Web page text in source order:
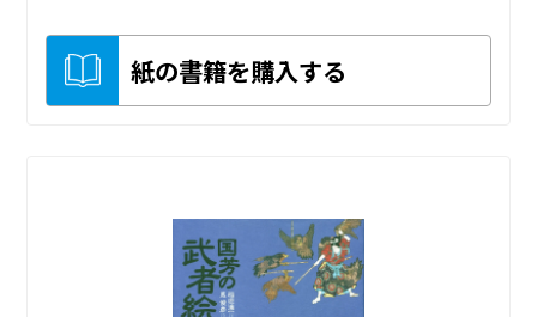
紙の書籍を購入する